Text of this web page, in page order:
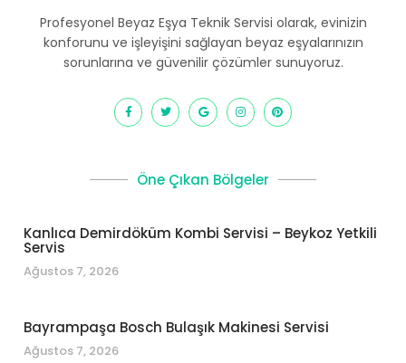
Profesyonel Beyaz Eşya Teknik Servisi olarak, evinizin
konforunu ve işleyişini sağlayan beyaz eşyalarınızın
sorunlarına ve güvenilir çözümler sunuyoruz.
Öne Çıkan Bölgeler
Kanlıca Demirdöküm Kombi Servisi – Beykoz Yetkili
Servis
Ağustos 7, 2026
Bayrampaşa Bosch Bulaşık Makinesi Servisi
Ağustos 7, 2026